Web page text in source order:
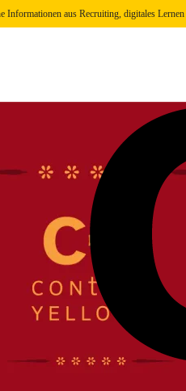
Informationen aus Recruiting, digitales